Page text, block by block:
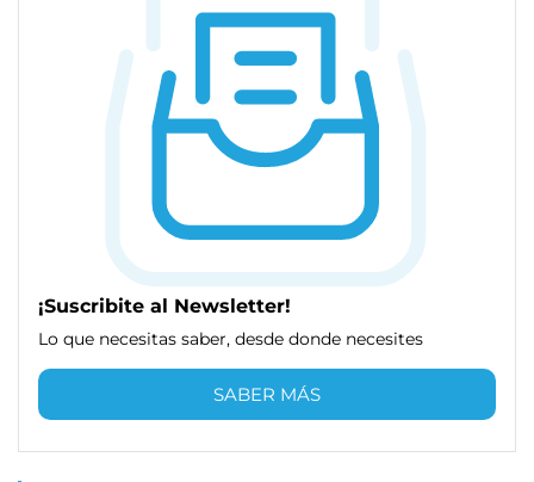
¡Suscribite al Newsletter!
Lo que necesitas saber, desde donde necesites
SABER MÁS